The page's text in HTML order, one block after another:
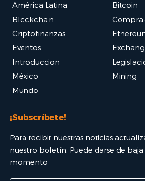
América Latina
Bitcoin
Blockchain
Criptofinanzas
Eventos
Introduccion
México
Mining
Mundo
¡Subscríbete!
Para recibir nuestras noticias
nuestro boletín. Puede darse de
momento.